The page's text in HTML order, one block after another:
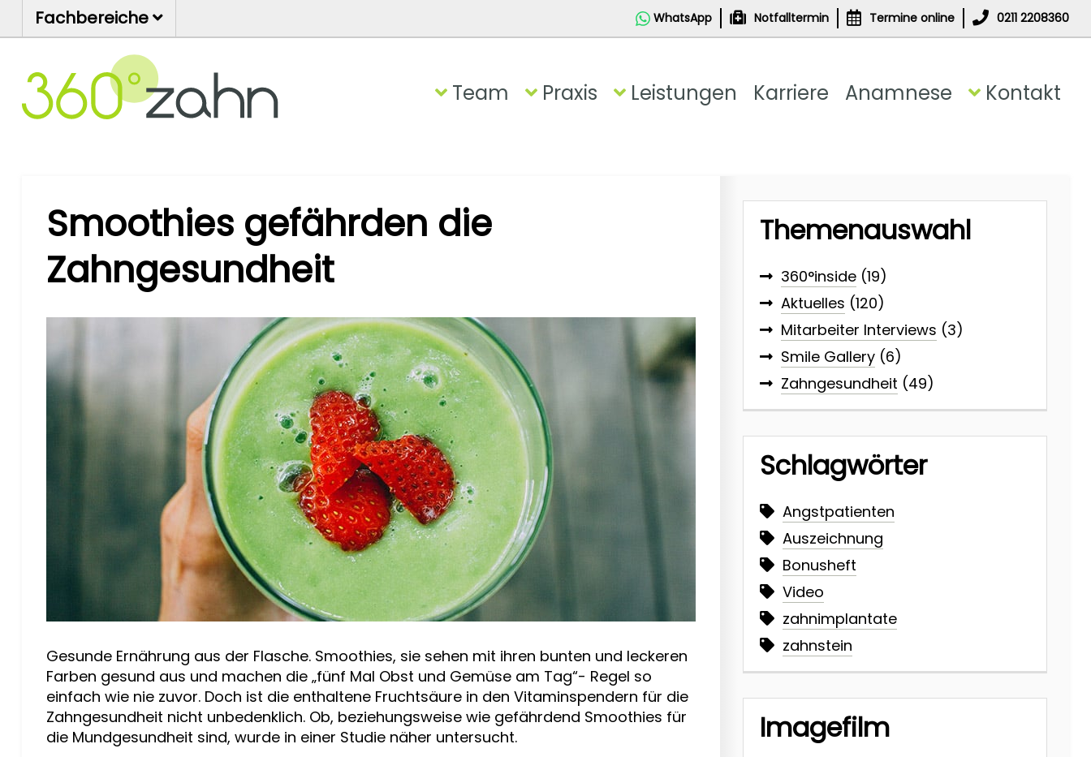
Fachbereiche WhatsApp Notfalltermin Termine online 0211 2208360
Team Praxis Leistungen Karriere Anamnese Kontakt
Smoothies gefährden die
Zahngesundheit
Gesunde Ernährung aus der Flasche. Smoothies, sie sehen mit ihren bunten und leckeren
Farben gesund aus und machen die „fünf Mal Obst und Gemüse am Tag“- Regel so
einfach wie nie zuvor. Doch ist die enthaltene Fruchtsäure in den Vitaminspendern für die
Zahngesundheit nicht unbedenklich. Ob, beziehungsweise wie gefährdend Smoothies für
die Mundgesundheit sind, wurde in einer Studie näher untersucht.
Themenauswahl
360°inside (19)
Aktuelles (120)
Mitarbeiter Interviews (3)
Smile Gallery (6)
Zahngesundheit (49)
Schlagwörter
Angstpatienten
Auszeichnung
Bonusheft
Video
zahnimplantate
zahnstein
Imagefilm